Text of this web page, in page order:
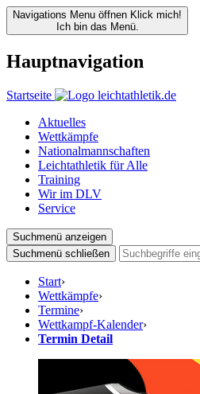
Navigations Menu öffnen Klick mich!
Ich bin das Menü.
Hauptnavigation
Startseite
Aktuelles
Wettkämpfe
Nationalmannschaften
Leichtathletik für Alle
Training
Wir im DLV
Service
Suchmenü anzeigen
Suchmenü schließen
Start›
Wettkämpfe›
Termine›
Wettkampf-Kalender›
Termin Detail